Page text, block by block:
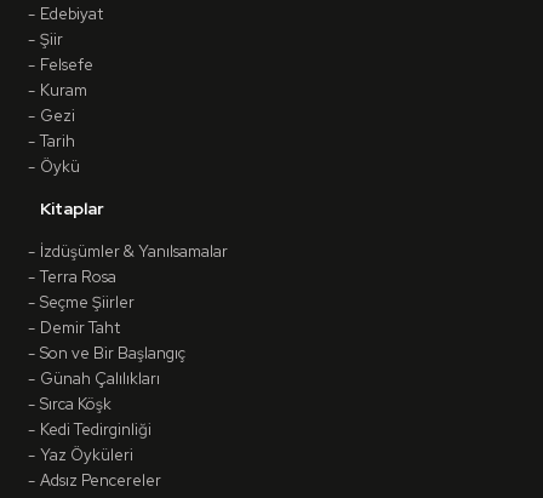
Edebiyat
Şiir
Felsefe
Kuram
Gezi
Tarih
Öykü
Kitaplar
İzdüşümler & Yanılsamalar
Terra Rosa
Seçme Şiirler
Demir Taht
Son ve Bir Başlangıç
Günah Çalılıkları
Sırca Köşk
Kedi Tedirginliği
Yaz Öyküleri
Adsız Pencereler